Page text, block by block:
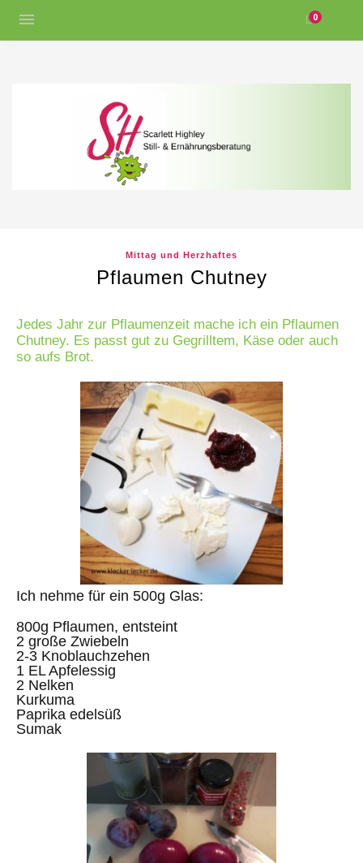
0
Mittag und Herzhaftes
Pflaumen Chutney
Jedes Jahr zur Pflaumenzeit mache ich ein Pflaumen
Chutney. Es passt gut zu Gegrilltem, Käse oder auch
so aufs Brot.
Ich nehme für ein 500g Glas:
800g Pflaumen, entsteint
2 große Zwiebeln
2-3 Knoblauchzehen
1 EL Apfelessig
2 Nelken
Kurkuma
Paprika edelsüß
Sumak